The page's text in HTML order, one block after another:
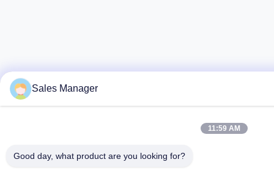
Sales Manager
11:59 AM
Good day, what product are you looking for?